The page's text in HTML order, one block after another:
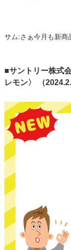
サム:さぁ今月も新商
■サントリー株式
レモン〉 （